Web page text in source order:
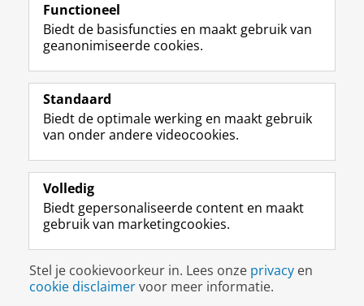
View this page in:English
Volg de RUG
F
a
e
b
o
p
a
i
n
a
L
i
k
e
I
-
p
g
i
n
R
S
-
f
e
R
k
s
u
I
n
t
r
m
c
c
o
Y
o
T
e
k
a
a
Studiekiezers
Alumni
Over ons
Disclaimer & Copyright
Inloggen
Functioneel
Biedt de basisfuncties en maakt gebruik van
geanonimiseerde cookies.
Standaard
Biedt de optimale werking en maakt gebruik
van onder andere videocookies.
Volledig
Biedt gepersonaliseerde content en maakt
gebruik van marketingcookies.
Stel je cookievoorkeur in. Lees onze privacy en
cookie disclaimervoor meer informatie.